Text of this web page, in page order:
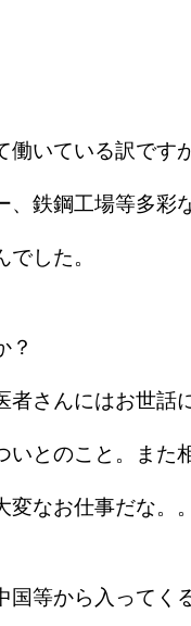
いている訳です
鉄鋼工場等多彩
した。
？
さんにはお世話
いとのこと。また
なお仕事だな。。
等から入ってく